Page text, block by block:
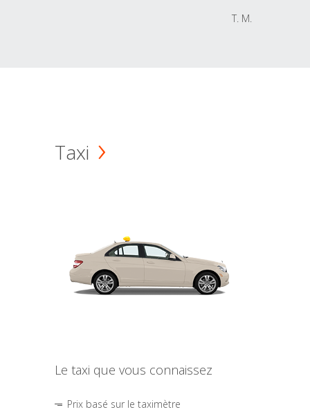
T. M.
Taxi
Le taxi que vous connaissez
Prix basé sur le taximètre